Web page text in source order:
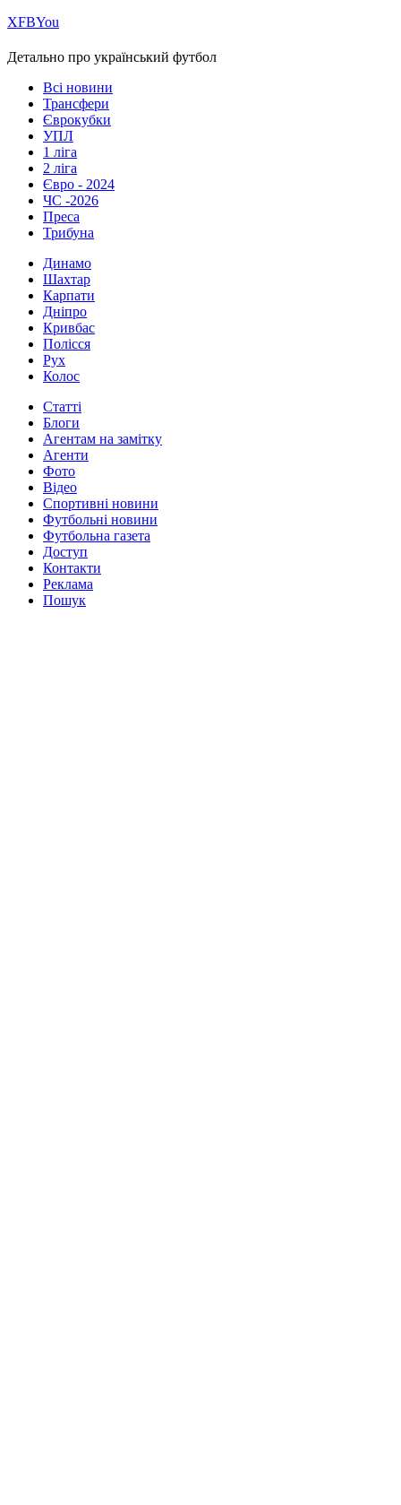
ХFBYou
Детально про український футбол
Всі новини
Трансфери
Єврокубки
УПЛ
1 ліга
2 ліга
Євро - 2024
ЧС -2026
Преса
Трибуна
Динамо
Шахтар
Карпати
Дніпро
Кривбас
Полісся
Рух
Колос
Статті
Блоги
Агентам на замітку
Агенти
Фото
Відео
Спортивні новини
Футбольні новини
Футбольна газета
Доступ
Контакти
Реклама
Пошук